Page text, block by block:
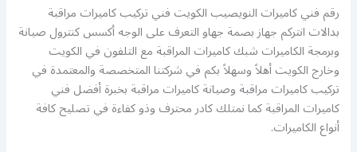
رقم فني كاميرات النويصيب الكويت فني تركيب كاميرات مراقبة
بدالات انتركم جهاز بصمة جهاو التعرف على الوجه أكسس كنترول صيانة
وبرمجة الكاميرات شبك كاميرات المراقبة مع التلفون في الكويت
وخارج الكويت أهلاً وسهلاً بكم في شركتنا المتخصصة والمعتمدة في
تركيب كاميرات مراقبة وصيانة كاميرات مراقبة بخبرة أفضل فني
كاميرات المراقبة كما نمتلك كادر محترف وذو كفاءة في تصليح كافة
أنواع الكاميرات.